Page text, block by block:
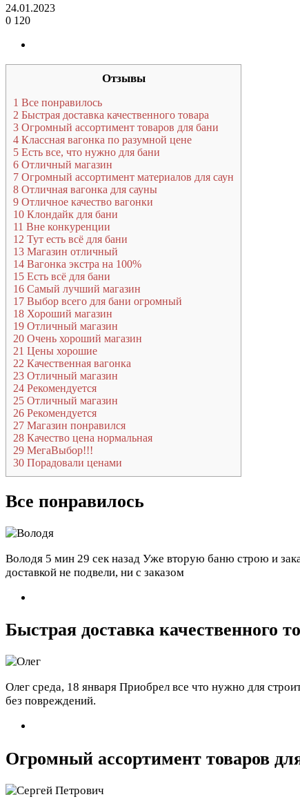
24.01.2023
0 120
Отзывы
1 Все понравилось
2 Быстрая доставка качественного товара
3 Огромный ассортимент товаров для бани
4 Классная вагонка по разумной цене
5 Есть все, что нужно для бани
6 Отличный магазин
7 Огромный ассортимент материалов для саун
8 Отличная вагонка для сауны
9 Отличное качество вагонки
10 Клондайк для бани
11 Вне конкуренции
12 Тут есть всё для бани
13 Магазин отличный
14 Вагонка экстра на 100%
15 Есть всё для бани
16 Самый лучший магазин
17 Выбор всего для бани огромный
18 Хороший магазин
19 Отличный магазин
20 Очень хороший магазин
21 Цены хорошие
22 Качественная вагонка
23 Отличный магазин
24 Рекомендуется
25 Отличный магазин
26 Рекомендуется
27 Магазин понравился
28 Качество цена нормальная
29 МегаВыбор!!!
30 Порадовали ценами
Все понравилось
Володя 5 мин 29 сек назад Уже вторую баню строю и
доставкой не подвели, ни с заказом
Быстрая доставка качественного
Олег среда, 18 января Приобрел все что нужно для
без повреждений.
Огромный ассортимент товаров